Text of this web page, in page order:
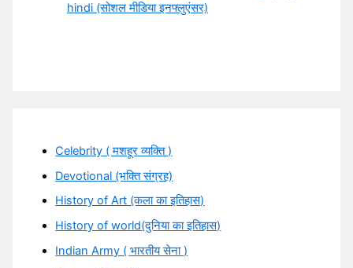
hindi (सोशल मीडिया इनफ्लुएंसर)
Celebrity ( मशहूर व्यक्ति )
Devotional (भक्ति संग्रह)
History of Art (कला का इतिहास)
History of world(दुनिया का इतिहास)
Indian Army ( भारतीय सेना )